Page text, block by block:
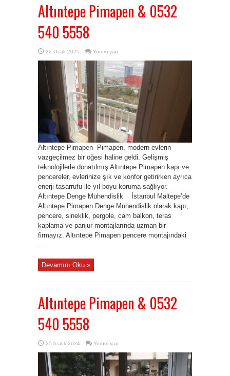
Altıntepe Pimapen & 0532
540 5558
22 Ocak 2025 Yorum yap
Altıntepe Pimapen Pimapen, modern evlerin
vazgeçilmez bir öğesi haline geldi. Gelişmiş
teknolojilerle donatılmış Altıntepe Pimapen kapı ve
pencereler, evlerinize şık ve konfor getirirken ayrıca
enerji tasarrufu ile yıl boyu koruma sağlıyor.
Altıntepe Denge Mühendislik İstanbul Maltepe’de
Altıntepe Pimapen Denge Mühendislik olarak kapı,
pencere, sineklik, pergole, cam balkon, teras
kaplama ve panjur montajlarında uzman bir
firmayız. Altıntepe Pimapen pencere montajındaki
...
Devamını Oku »
Altıntepe Pimapen & 0532
540 5558
25 Aralık 2024 Yorum yap